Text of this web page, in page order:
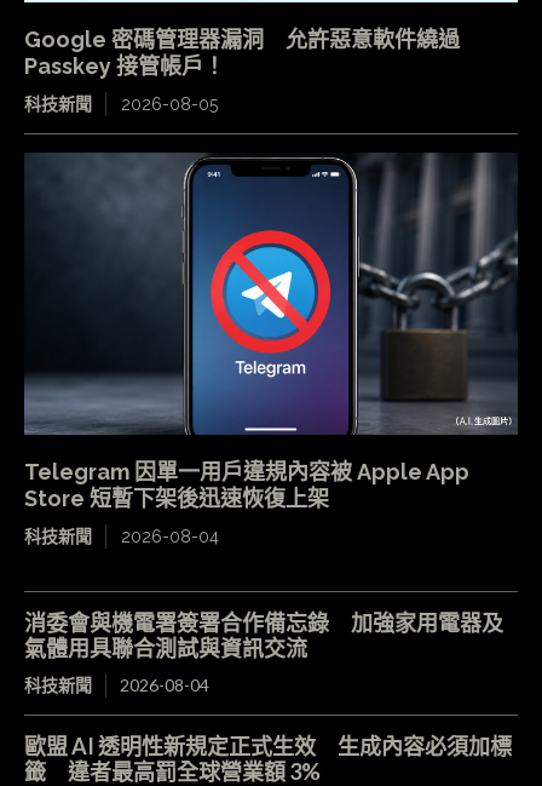
Google 密碼管理器漏洞 允許惡意軟件繞過
Passkey 接管帳戶！
科技新聞 2026-08-05
Telegram 因單一用戶違規內容被 Apple App
Store 短暫下架後迅速恢復上架
科技新聞 2026-08-04
消委會與機電署簽署合作備忘錄 加強家用電器及
氣體用具聯合測試與資訊交流
科技新聞 2026-08-04
歐盟 AI 透明性新規定正式生效 生成內容必須加標
籤 違者最高罰全球營業額 3%